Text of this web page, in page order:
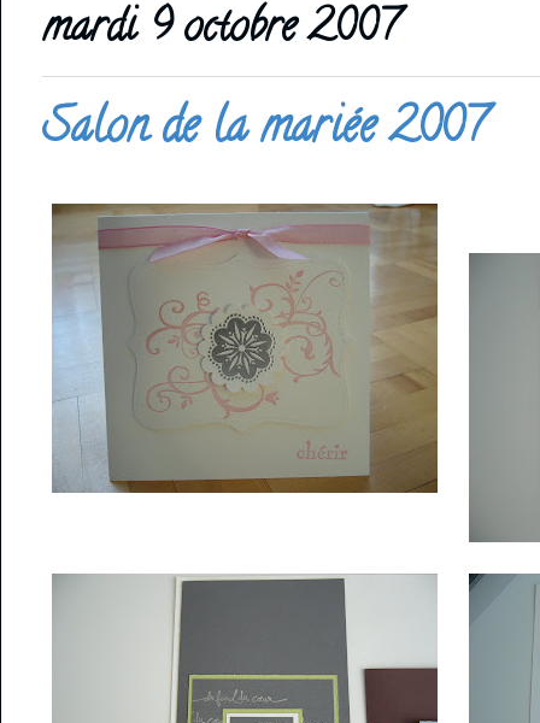
mardi 9 octobre 2007
Salon de la mariée 2007